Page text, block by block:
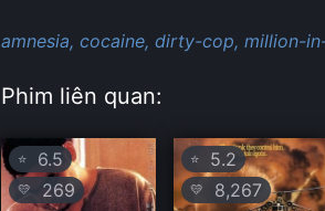
amnesia, cocaine, dirty-cop, million-
Phim liên quan:
⭐ 6.5
💛 269
⭐ 5.2
💛 8,267